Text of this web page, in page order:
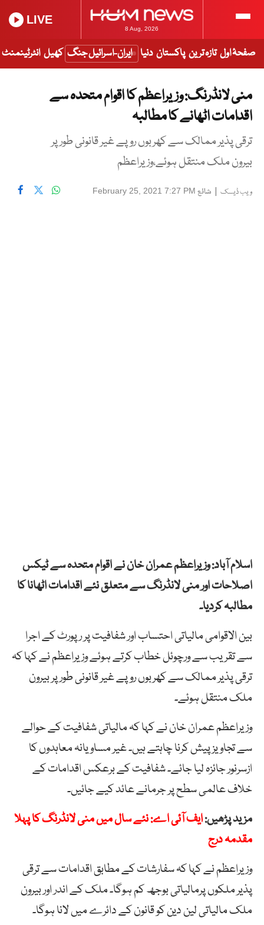
8 Aug, 2026
LIVE
صفحۂ اول تازہ ترین پاکستان دنیا ایران-اسرائیل جنگ کھیل انٹرٹینمنٹ
منی لانڈرنگ: وزیراعظم کا اقوام متحدہ سے
اقدامات اٹھانے کا مطالبہ
ترقی پذیر ممالک سے کھربوں روپے غیر قانونی طور پر
بیرون ملک منتقل ہوئے،وزیراعظم
ویب ڈیسک | شائع February 25, 2021 7:27 PM
اسلام آباد: وزیراعظم عمران خان نے اقوام متحدہ سے ٹیکس
اصلاحات اور منی لانڈرنگ سے متعلق نئے اقدامات اٹھانا کا
مطالبہ کردیا۔
بین الاقوامی مالیاتی احتساب اور شفافیت پر رپورٹ کے اجرا
سے تقریب سے ورچوئل خطاب کرتے ہوئے وزیراعظم نے کہا کہ
ترقی پذیر ممالک سے کھربوں روپے غیر قانونی طور پر بیرون
ملک منتقل ہوئے۔
وزیراعظم عمران خان نے کہا کہ مالیاتی شفافیت کے حوالے
سے تجاویز پیش کرنا چاہتے ہیں۔ غیر مساویانہ معاہدوں کا
ازسرنور جائزہ لیا جائے۔ شفافیت کے برعکس اقدامات کے
خلاف عالمی سطح پر جرمانے عائد کیے جائیں۔
مزید پڑھیں:ایف آئی اے: نئے سال میں منی لانڈرنگ کا پہلا
مقدمہ درج
وزیراعظم نے کہا کہ سفارشات کے مطابق اقدامات سے ترقی
پذیر ملکوں پرمالیاتی بوجھ کم ہوگا۔ ملک کے اندر اور بیرون
ملک مالیاتی لین دین کو قانون کے دائرے میں لانا ہوگا۔